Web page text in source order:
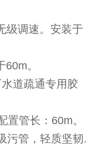
级调速。安装于
。
道疏通专用胶
置管长：60m。
污管，轻质坚韧.